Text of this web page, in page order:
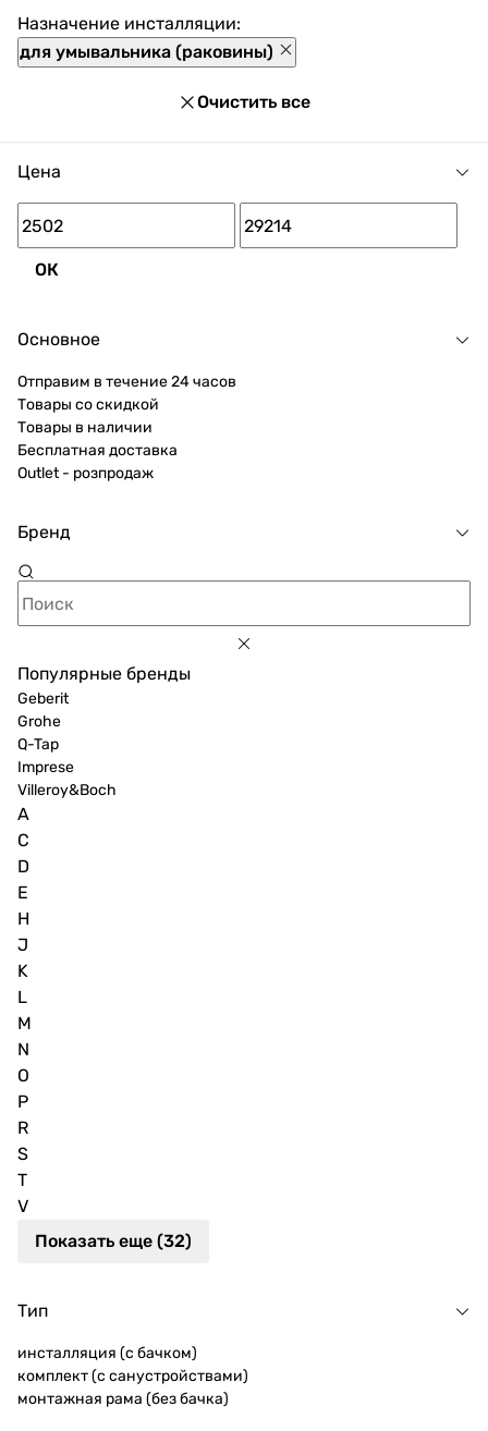
умывальника в нашем магазине доступны
разнообразные способы оплаты, покупка в кредит и
множество акций и скидок для каждого покупателя.
Назначение инсталляции:
для умывальника (раковины)
Очистить все
Цена
ОК
Основное
Отправим в течение 24 часов
Товары со скидкой
Товары в наличии
Бесплатная доставка
Outlet - розпродаж
Бренд
Популярные бренды
Geberit
Grohe
Q-Tap
Imprese
Villeroy&Boch
A
C
D
E
H
J
K
L
M
N
O
P
R
S
T
V
Показать еще (32)
Тип
инсталляция (с бачком)
комплект (с санустройствами)
монтажная рама (без бачка)